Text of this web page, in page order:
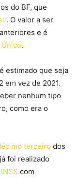
do BF, que
. O valor a ser
e é
.
estimado que seja
em vez de 2021.
nenhum tipo
como era o
terceiro dos
foi realizado
com